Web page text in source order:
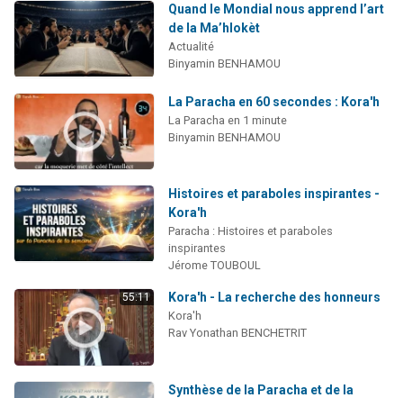
Quand le Mondial nous apprend l’art
de la Ma’hlokèt
Actualité
Binyamin BENHAMOU
La Paracha en 60 secondes : Kora'h
La Paracha en 1 minute
Binyamin BENHAMOU
Histoires et paraboles inspirantes -
Kora'h
Paracha : Histoires et paraboles
inspirantes
Jérome TOUBOUL
55:11 Kora'h - La recherche des honneurs
Kora'h
Rav Yonathan BENCHETRIT
Synthèse de la Paracha et de la